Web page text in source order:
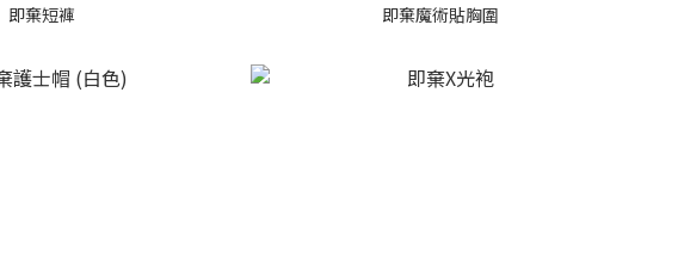
即棄短褲 即棄魔術貼胸圍